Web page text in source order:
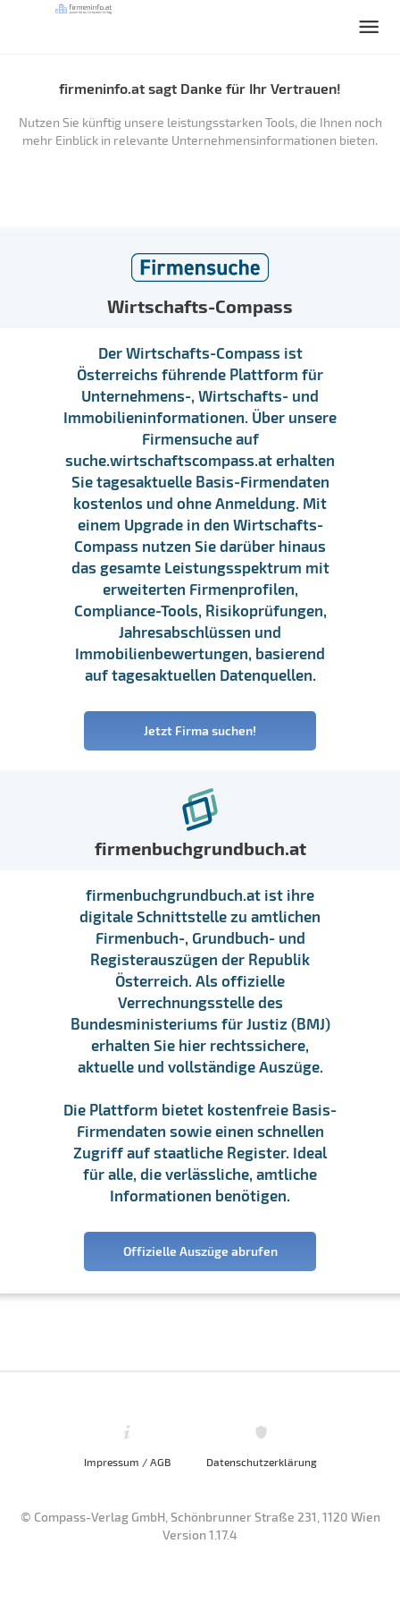
firmeninfo.at sagt Danke für Ihr Vertrauen!
Nutzen Sie künftig unsere leistungsstarken Tools, die Ihnen noch
mehr Einblick in relevante Unternehmensinformationen bieten.
Wirtschafts-Compass
Der Wirtschafts-Compass ist
Österreichs führende Plattform für
Unternehmens-, Wirtschafts- und
Immobilieninformationen. Über unsere
Firmensuche auf
suche.wirtschaftscompass.at erhalten
Sie tagesaktuelle Basis-Firmendaten
kostenlos und ohne Anmeldung. Mit
einem Upgrade in den Wirtschafts-
Compass nutzen Sie darüber hinaus
das gesamte Leistungsspektrum mit
erweiterten Firmenprofilen,
Compliance-Tools, Risikoprüfungen,
Jahresabschlüssen und
Immobilienbewertungen, basierend
auf tagesaktuellen Datenquellen.
Jetzt Firma suchen!
firmenbuchgrundbuch.at
firmenbuchgrundbuch.at ist ihre
digitale Schnittstelle zu amtlichen
Firmenbuch-, Grundbuch- und
Registerauszügen der Republik
Österreich. Als offizielle
Verrechnungsstelle des
Bundesministeriums für Justiz (BMJ)
erhalten Sie hier rechtssichere,
aktuelle und vollständige Auszüge.
Die Plattform bietet kostenfreie Basis-
Firmendaten sowie einen schnellen
Zugriff auf staatliche Register. Ideal
für alle, die verlässliche, amtliche
Informationen benötigen.
Offizielle Auszüge abrufen
Impressum / AGB Datenschutzerklärung
© Compass-Verlag GmbH, Schönbrunner Straße 231, 1120 Wien
Version 1.17.4